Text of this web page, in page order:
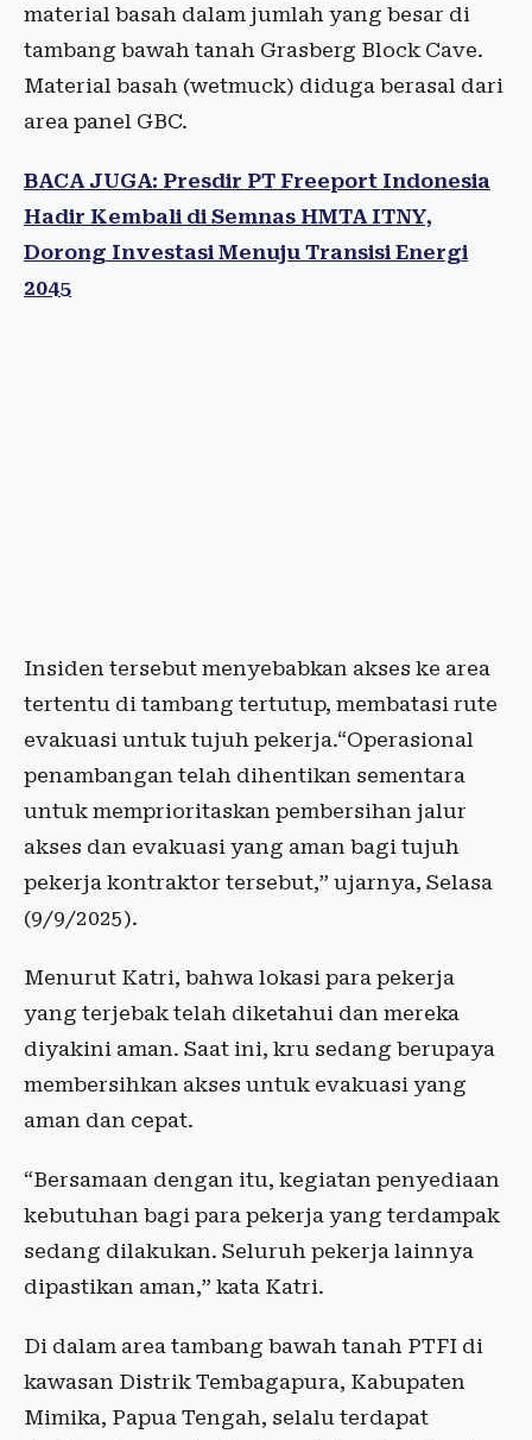
material basah dalam jumlah yang besar di
tambang bawah tanah Grasberg Block Cave.
Material basah (wetmuck) diduga berasal dari
area panel GBC.
BACA JUGA: Presdir PT Freeport Indonesia
Hadir Kembali di Semnas HMTA ITNY,
Dorong Investasi Menuju Transisi Energi
2045
Insiden tersebut menyebabkan akses ke area
tertentu di tambang tertutup, membatasi rute
evakuasi untuk tujuh pekerja.“Operasional
penambangan telah dihentikan sementara
untuk memprioritaskan pembersihan jalur
akses dan evakuasi yang aman bagi tujuh
pekerja kontraktor tersebut,” ujarnya, Selasa
(9/9/2025).
Menurut Katri, bahwa lokasi para pekerja
yang terjebak telah diketahui dan mereka
diyakini aman. Saat ini, kru sedang berupaya
membersihkan akses untuk evakuasi yang
aman dan cepat.
“Bersamaan dengan itu, kegiatan penyediaan
kebutuhan bagi para pekerja yang terdampak
sedang dilakukan. Seluruh pekerja lainnya
dipastikan aman,” kata Katri.
Di dalam area tambang bawah tanah PTFI di
kawasan Distrik Tembagapura, Kabupaten
Mimika, Papua Tengah, selalu terdapat